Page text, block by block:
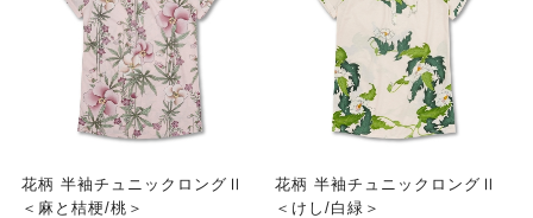
花柄 半袖チュニックロングⅡ
＜麻と桔梗/桃＞
花柄 半袖チュニックロングⅡ
＜けし/白緑＞